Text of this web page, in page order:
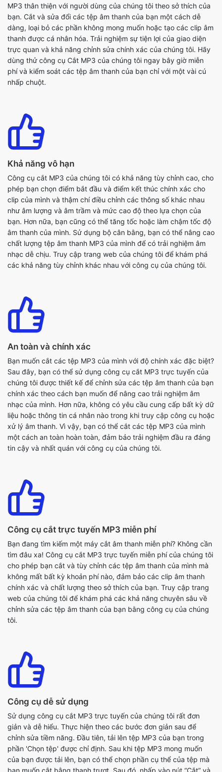
trực quan và khả năng chỉnh sửa chính xác của chúng tôi. Hãy
dùng thử công cụ Cắt MP3 của chúng tôi ngay bây giờ miễn
phí và kiểm soát các tệp âm thanh của bạn chỉ với một vài cú
nhấp chuột.
Khả năng vô hạn
Công cụ cắt MP3 của chúng tôi có khả năng tùy chỉnh cao, cho
phép bạn chọn điểm bắt đầu và điểm kết thúc chính xác cho
như âm lượng và âm trầm và mức cao độ theo lựa chọn của
bạn. Hơn nữa, bạn cũng có thể tăng tốc hoặc làm chậm tốc độ
âm thanh của mình. Sử dụng bộ cân bằng, bạn có thể nâng cao
chất lượng tệp âm thanh MP3 của mình để có trải nghiệm âm
nhạc dễ chịu. Truy cập trang web của chúng tôi để khám phá
các khả năng tùy chỉnh khác nhau với công cụ của chúng tôi.
An toàn và chính xác
Bạn muốn cắt các tệp MP3 của mình với độ chính xác đặc biệt?
Sau đây, bạn có thể sử dụng công cụ cắt MP3 trực tuyến của
chính xác theo cách bạn muốn để nâng cao trải nghiệm âm
nhạc của mình. Hơn nữa, không có yêu cầu cung cấp bất kỳ dữ
liệu hoặc thông tin cá nhân nào trong khi truy cập công cụ hoặc
xử lý âm thanh. Vì vậy, bạn có thể cắt các tệp MP3 của mình
một cách an toàn hoàn toàn, đảm bảo trải nghiệm đầu ra đáng
tin cậy và nhất quán với công cụ của chúng tôi.
Công cụ cắt trực tuyến MP3 miễn phí
Bạn đang tìm kiếm một máy cắt âm thanh miễn phí? Không cần
tìm đâu xa! Công cụ cắt MP3 trực tuyến miễn phí của chúng tôi
không mất bất kỳ khoản phí nào, đảm bảo các clip âm thanh
chính xác và chất lượng theo sở thích của bạn. Truy cập trang
web của chúng tôi để khám phá các khả năng chuyên sâu về
chỉnh sửa các tệp âm thanh của bạn bằng công cụ của chúng
tôi.
Công cụ dễ sử dụng
Sử dụng công cụ cắt MP3 trực tuyến của chúng tôi rất đơn
giản và dễ hiểu. Thực hiện theo các bước đơn giản sau để
phần 'Chọn tệp' được chỉ định. Sau khi tệp MP3 mong muốn
của bạn được tải lên, bạn có thể chọn phần cụ thể của tệp mà
bạn muốn cắt bằng thanh trượt. Sau đó, nhấp vào nút “Cắt” và
xem trước tệp đã chỉnh sửa. Cuối cùng, nhấn nút 'Tải xuống' để
lưu tệp MP3 đã sửa đổi trên thiết bị của bạn để sử dụng thêm.